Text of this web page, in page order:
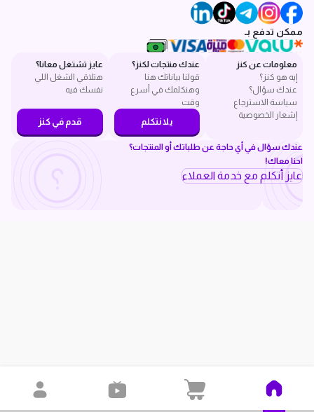
ممكن تدفع بـ
معلومات عن كنز
إيه هو كنز؟
عندك سؤال؟
سياسة الاسترجاع
إشعار الخصوصية
عندك منتجات لكنز؟
قولنا بياناتك هنا
وهنكلمك في أسرع
وقت
يلا نتكلم
عايز تشتغل معانا؟
هتلاقي الشغل اللي
نفسك فيه
قدم في كنز
عندك سؤال في أي حاجة عن طلباتك أو المنتجات؟
احنا معاك!
عايز أتكلم مع خدمة العملاء